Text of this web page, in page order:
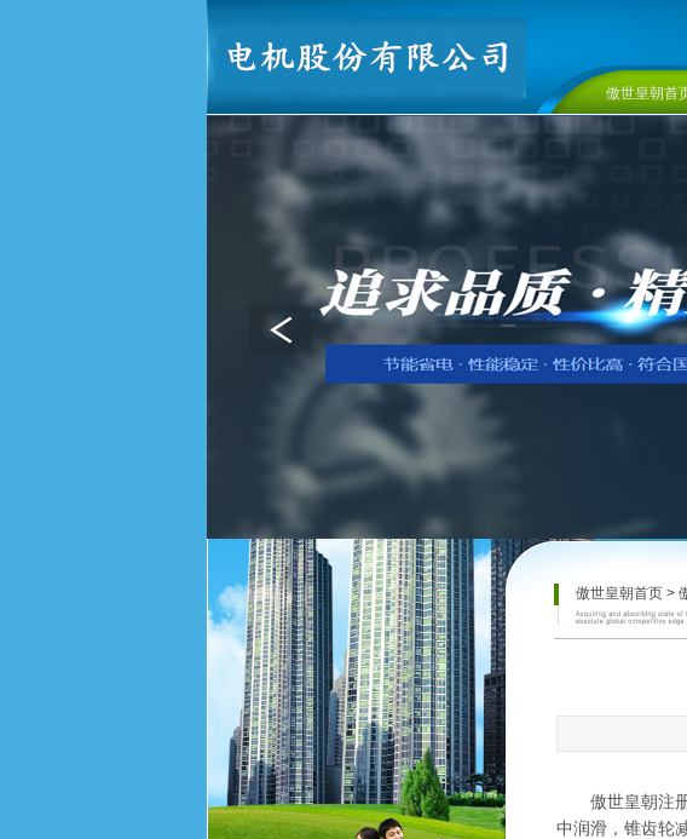
傲世皇朝首
傲世皇朝首页 >
傲世皇朝注
中润滑，锥齿轮